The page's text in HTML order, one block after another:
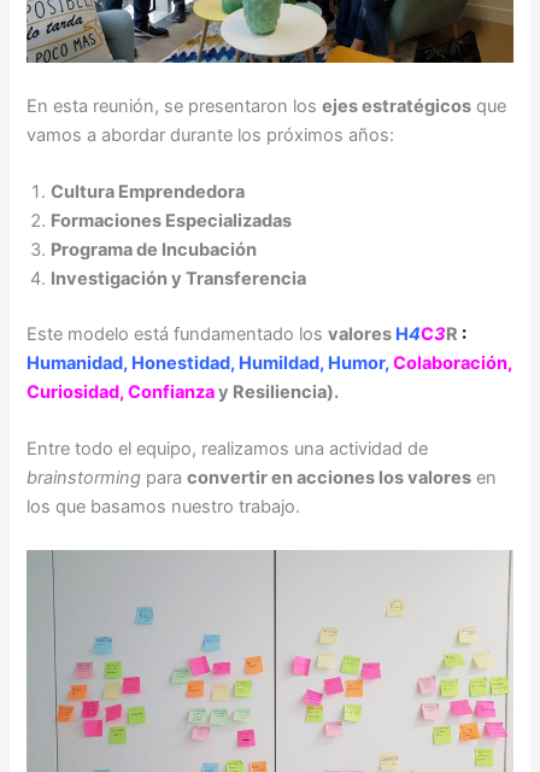
En esta reunión, se presentaron losejes estratégicos que
vamos a abordar durante los próximos años:
Cultura Emprendedora
Formaciones Especializadas
Programa de Incubación
Investigación y Transferencia
Este modelo está fundamentado losvalores H4C3R :
Humanidad, Honestidad, Humildad, Humor,Colaboración,
Curiosidad, Confianzay Resiliencia).
Entre todo el equipo, realizamos una actividad de
brainstorming paraconvertir en acciones los valores en
los que basamos nuestro trabajo.